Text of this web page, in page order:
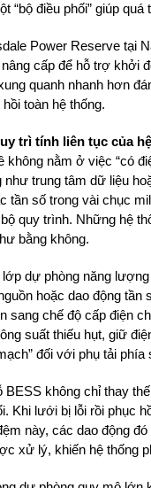
“bộ điều phối” giúp
Power Reserve tại
cấp để hỗ trợ khởi
quanh nhanh hơn
toàn hệ thống.
trì tính liên tục của
không nằm ở việc “có
trung tâm dữ liệu
tần số trong vài chục
quy trình. Những hệ
bằng không.
dự phòng năng
hoặc dao động
sang chế độ cấp điện
suất thiếu hụt, giữ
đối với phụ tải phía
không chỉ thay
Khi lưới bị lỗi rồi phục
này, các dao động
xử lý, khiến hệ thống